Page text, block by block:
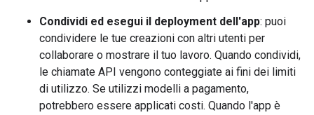
Condividi ed esegui il deployment dell'app: puoi
condividere le tue creazioni con altri utenti per
collaborare o mostrare il tuo lavoro. Quando condividi,
le chiamate API vengono conteggiate ai fini dei limiti
di utilizzo. Se utilizzi modelli a pagamento,
potrebbero essere applicati costi. Quando l'app è